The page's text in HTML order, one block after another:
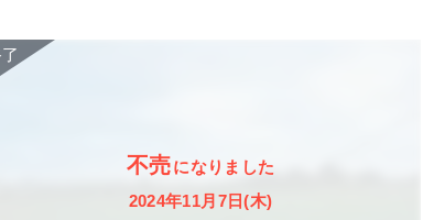
不売になりました
2024年11月7日(木)